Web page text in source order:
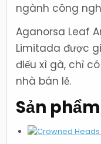
ngành công
Aganorsa Leaf
Limitada được
điếu xì gà, chỉ
nhà bán lẻ.
Sản